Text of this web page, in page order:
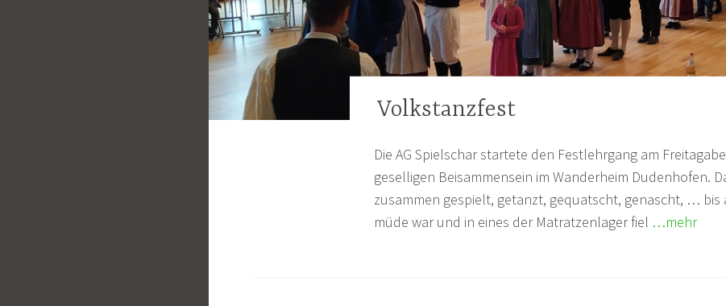
Volkstanzfest
Die AG Spielschar startete den Festlehrgang am
geselligen Beisammensein im Wanderheim Dudenhofen.
zusammen gespielt, getanzt, gequatscht, genascht, … bis
müde war und in eines der Matratzenlager fiel …mehr